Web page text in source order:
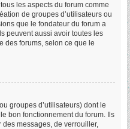
les aspects du forum comme
de groupes d’utilisateurs ou
que le fondateur du forum a
peuvent aussi avoir toutes les
des forums, selon ce que le
groupes d’utilisateurs) dont le
bon fonctionnement du forum. Ils
messages, de verrouiller,